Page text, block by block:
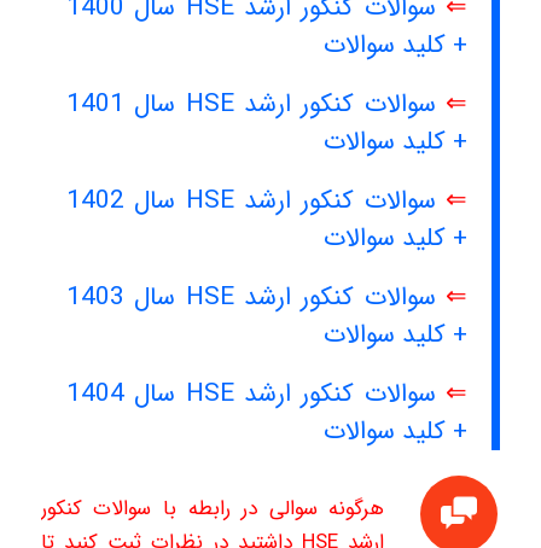
⇐
سوالات کنکور ارشد HSE سال 1400
+ کلید سوالات
⇐
سوالات کنکور ارشد HSE سال 1401
+ کلید سوالات
⇐
سوالات کنکور ارشد HSE سال 1402
+ کلید سوالات
⇐
سوالات کنکور ارشد HSE سال 1403
+ کلید سوالات
⇐
سوالات کنکور ارشد HSE سال 1404
+ کلید سوالات
هرگونه سوالی در رابطه با سوالات کنکور